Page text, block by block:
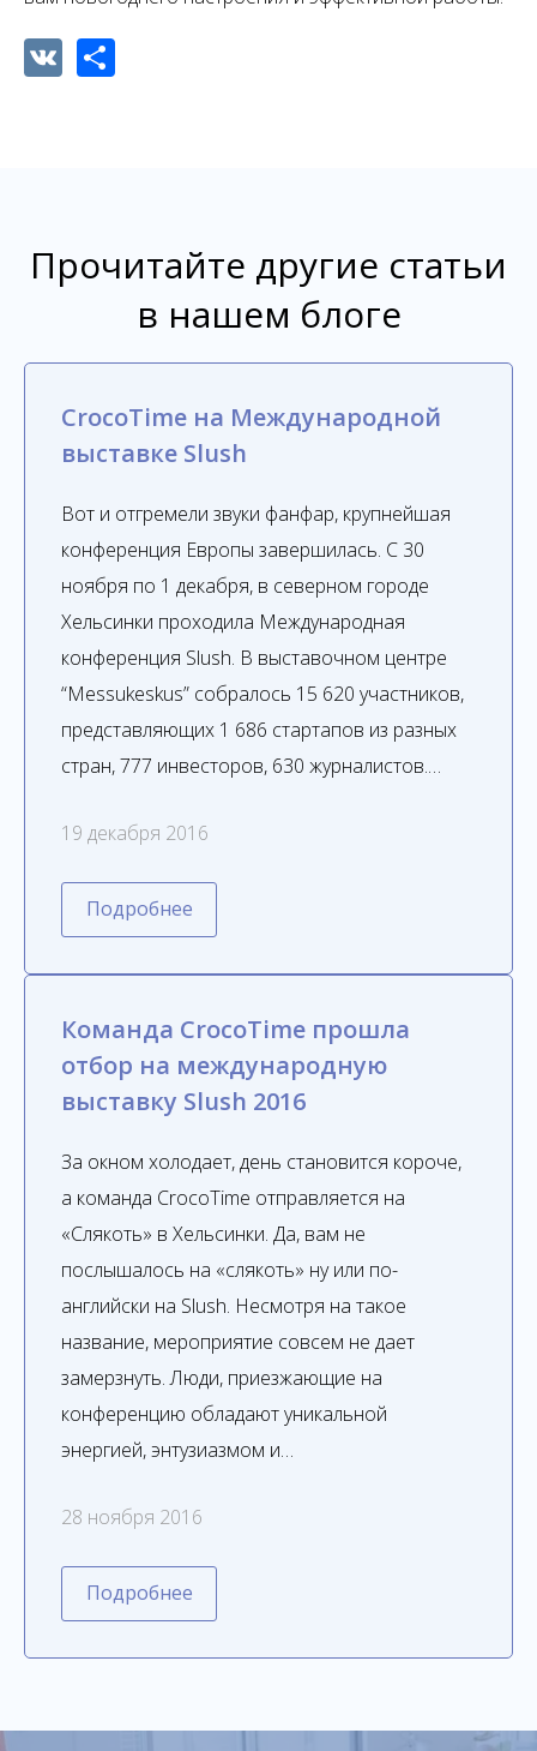
VK Share
Прочитайте другие статьи
в нашем блоге
CrocoTime на Международной
выставке Slush
Вот и отгремели звуки фанфар, крупнейшая
конференция Европы завершилась. С 30
ноября по 1 декабря, в северном городе
Хельсинки проходила Международная
конференция Slush. В выставочном центре
“Messukeskus” собралось 15 620 участников,
представляющих 1 686 стартапов из разных
стран, 777 инвесторов, 630 журналистов.…
19 декабря 2016
Подробнее
Команда CrocoTime прошла
отбор на международную
выставку Slush 2016
За окном холодает, день становится короче,
а команда CrocoTime отправляется на
«Слякоть» в Хельсинки. Да, вам не
послышалось на «слякоть» ну или по-
английски на Slush. Несмотря на такое
название, мероприятие совсем не дает
замерзнуть. Люди, приезжающие на
конференцию обладают уникальной
энергией, энтузиазмом и…
28 ноября 2016
Подробнее